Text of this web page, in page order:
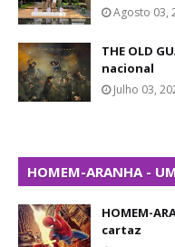
Agosto 03,
THE OLD
nacional
Julho 03,
HOMEM-ARANHA -
HOMEM-
cartaz